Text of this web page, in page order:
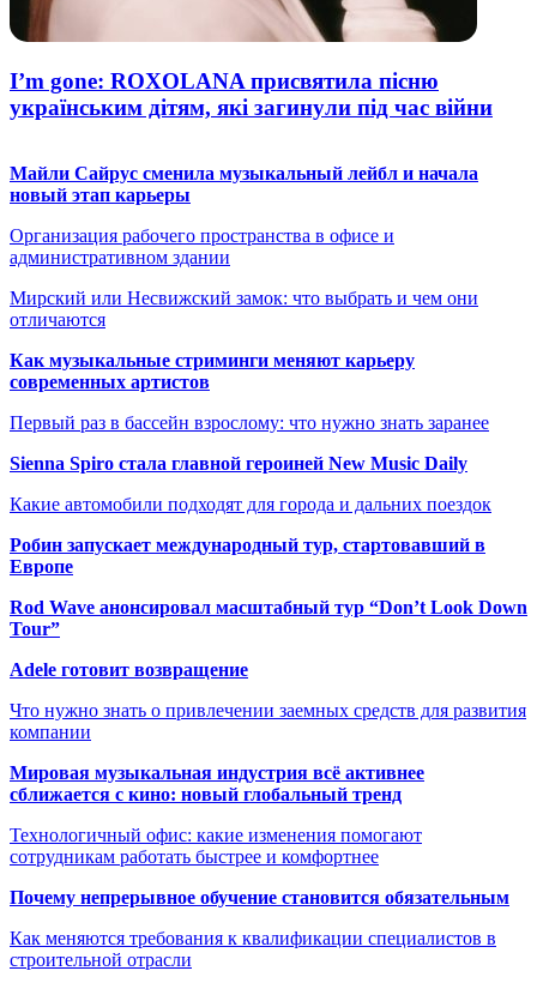
I’m gone: ROXOLANA присвятила пісню
українським дітям, які загинули під час війни
Майли Сайрус сменила музыкальный лейбл и начала
новый этап карьеры
Организация рабочего пространства в офисе и
административном здании
Мирский или Несвижский замок: что выбрать и чем они
отличаются
Как музыкальные стриминги меняют карьеру
современных артистов
Первый раз в бассейн взрослому: что нужно знать заранее
Sienna Spiro стала главной героиней New Music Daily
Какие автомобили подходят для города и дальних поездок
Робин запускает международный тур, стартовавший в
Европе
Rod Wave анонсировал масштабный тур “Don’t Look Down
Tour”
Adele готовит возвращение
Что нужно знать о привлечении заемных средств для развития
компании
Мировая музыкальная индустрия всё активнее
сближается с кино: новый глобальный тренд
Технологичный офис: какие изменения помогают
сотрудникам работать быстрее и комфортнее
Почему непрерывное обучение становится обязательным
Как меняются требования к квалификации специалистов в
строительной отрасли